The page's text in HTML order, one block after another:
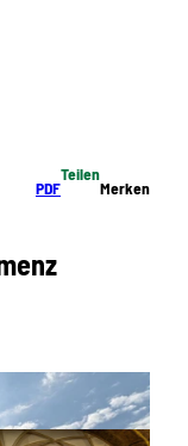
PDF
Teilen
Merken